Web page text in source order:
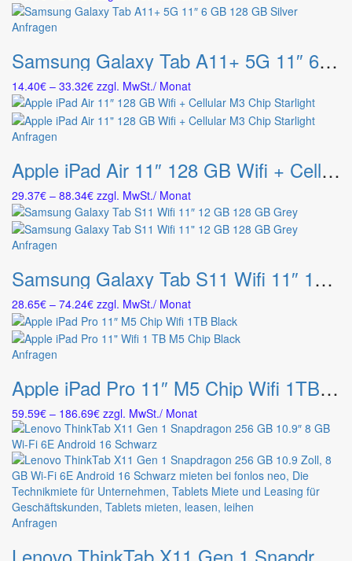
gewählt
auf.
können
der
Produktseite
gewählt
11.17€
bis
Anfragen
weist
mehrere
Varianten
auf.
Die
auf
der
Produktseite
gewählt
werden
Samsung Galaxy Tab A11+ 5G 11″ 6 GB 128 GB Silver
14.40€ – 33.32€Preisspanne:
14.40€
33.32€
zzgl. MwSt./ Monat
Anfragen
weist
mehrere
Varianten
auf.
Die
auf
Produktseite
gewählt
werden
Apple iPad Air 11″ 128 GB Wifi + Cellular M3 Chip Starlight
29.37€ – 88.34€Preisspanne:
29.37€
bis
88.34€
zzgl. MwSt./ Monat
Anfragen
weist
mehrere
Varianten
auf.
Die
auf
Produktseite
gewählt
werden
Samsung Galaxy Tab S11 Wifi 11″ 12 GB 128 GB Grey
28.65€ – 74.24€Preisspanne:
28.65€
bis
74.24€
zzgl. MwSt./ Monat
Anfragen
weist
mehrere
Varianten
auf.
Die
Optionen
können
auf
der
werden
Apple iPad Pro 11″ M5 Chip Wifi 1TB Black
59.59€ – 186.69€Preisspanne:
59.59€
bis
186.69€
zzgl. MwSt./ Monat
Anfragen
weist